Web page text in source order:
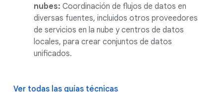
nubes: Coordinación de flujos de datos en
diversas fuentes, incluidos otros proveedores
de servicios en la nube y centros de datos
locales, para crear conjuntos de datos
unificados.
Ver todas las guías técnicas